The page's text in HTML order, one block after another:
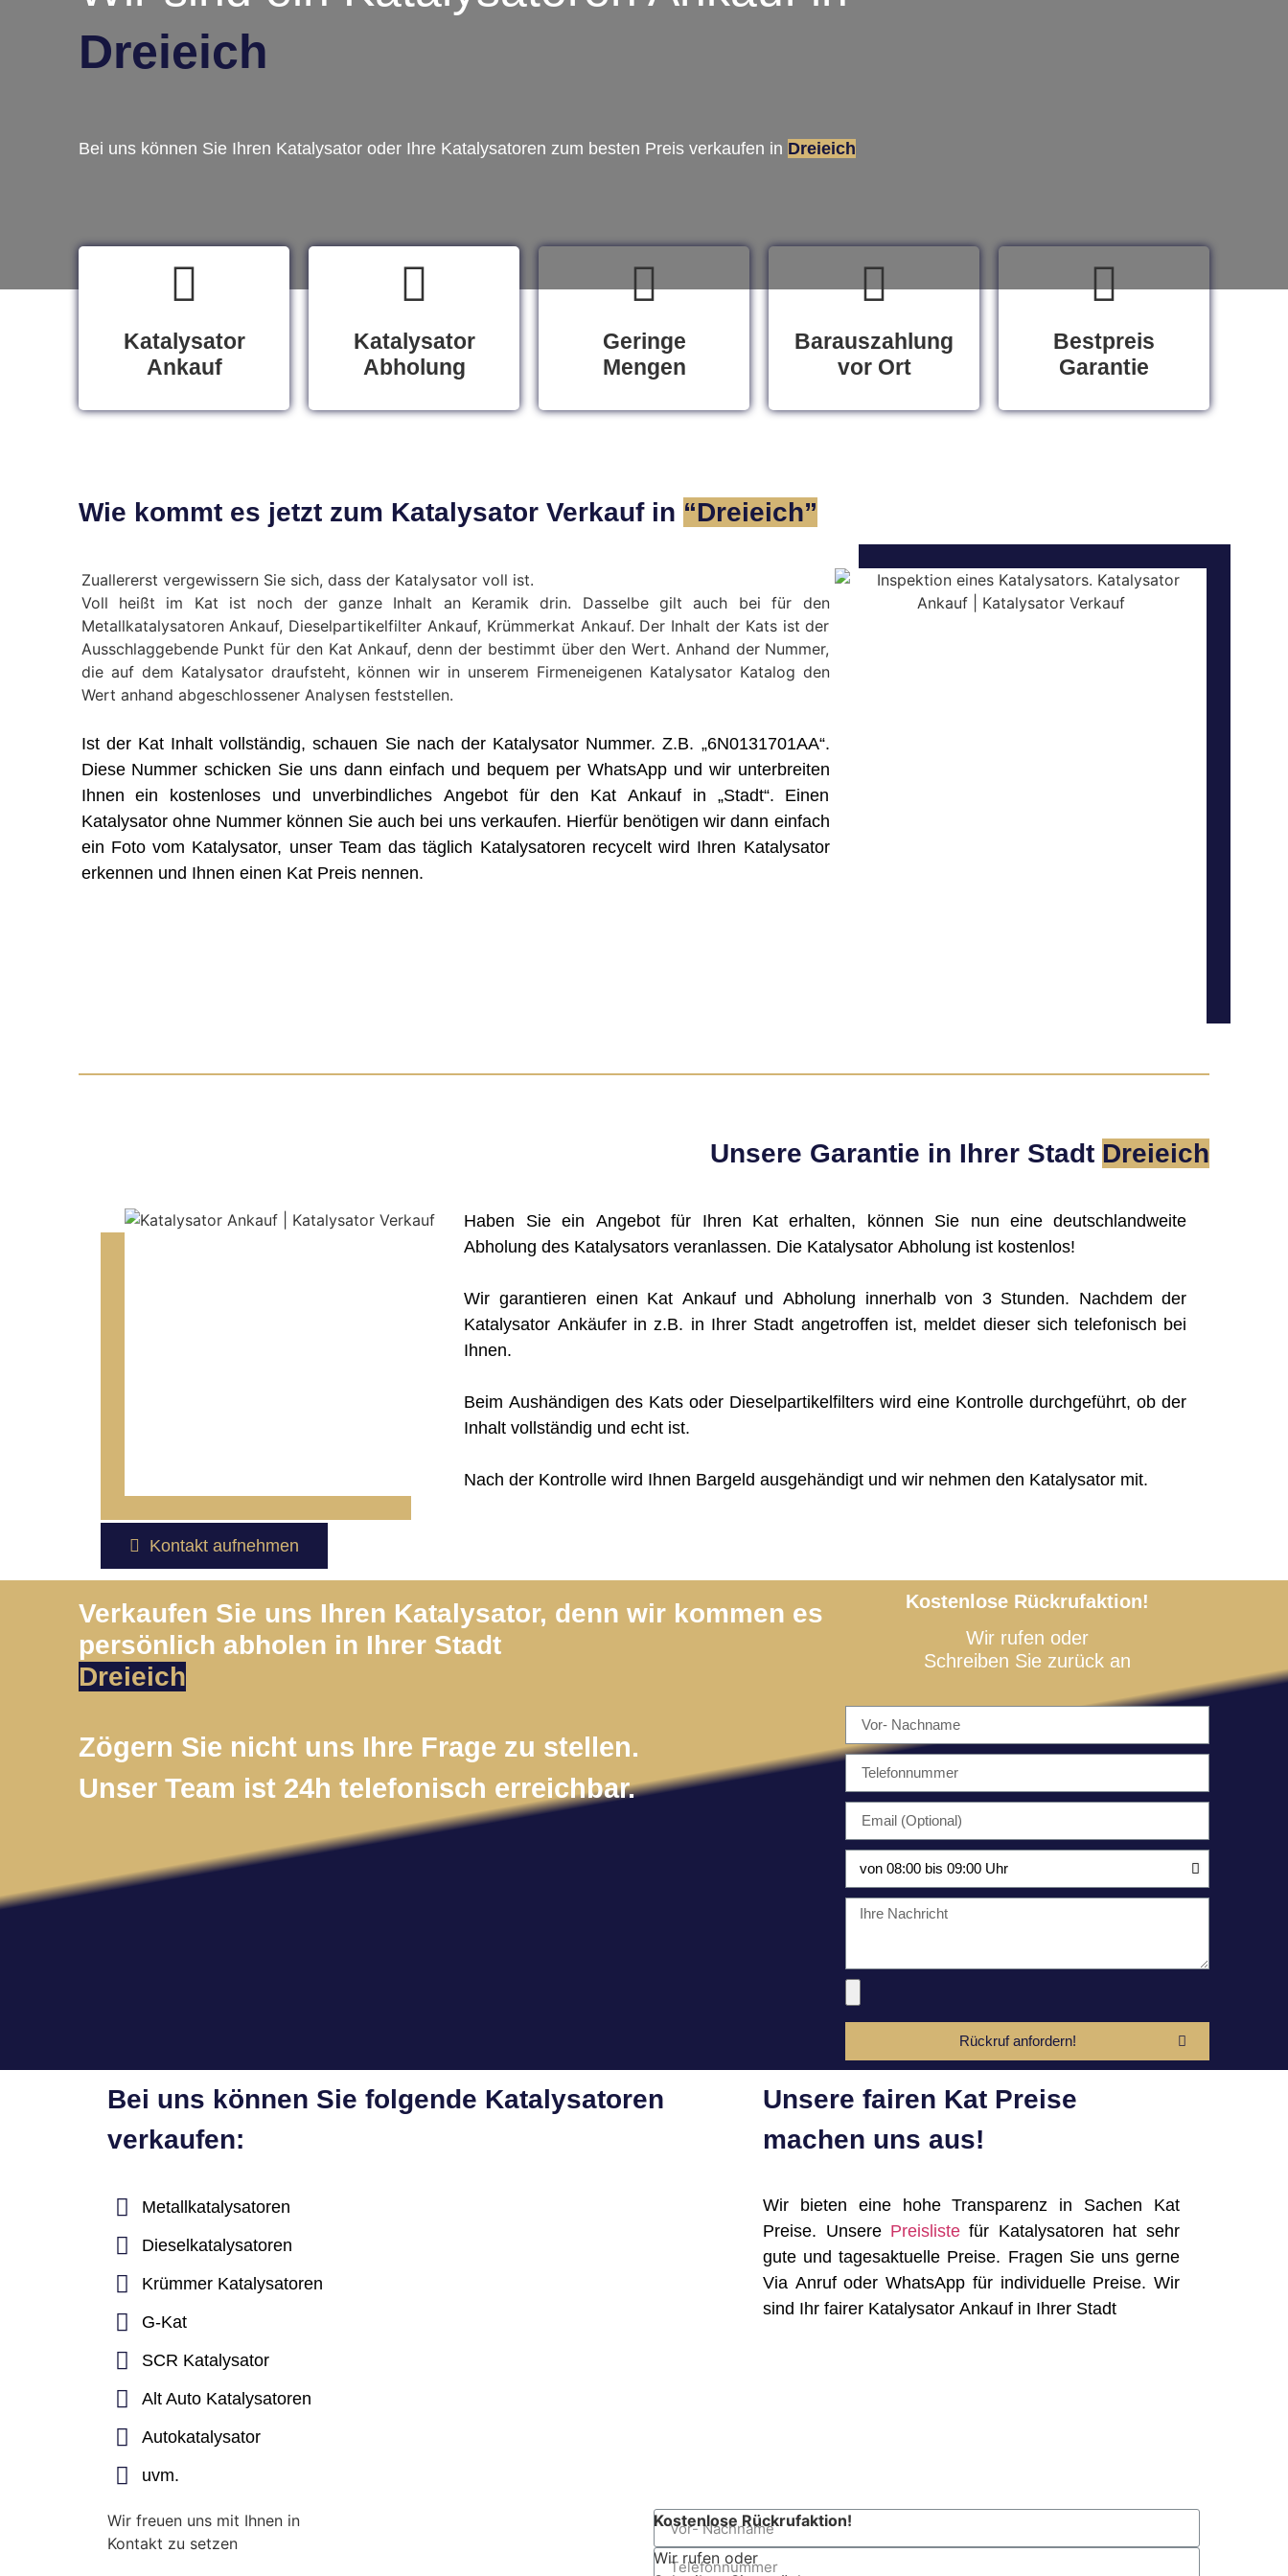
Dreieich
Bei uns können Sie Ihren Katalysator oder Ihre Katalysatoren zum besten Preis verkaufen in Dreieich
Katalysator
Ankauf
Katalysator
Abholung
Geringe
Mengen
Barauszahlung
vor Ort
Bestpreis
Garantie
Wie kommt es jetzt zum Katalysator Verkauf in “Dreieich”
Zuallererst vergewissern Sie sich, dass der Katalysator voll ist.
Voll heißt im Kat ist noch der ganze Inhalt an Keramik drin. Dasselbe gilt auch bei für den
Metallkatalysatoren Ankauf, Dieselpartikelfilter Ankauf, Krümmerkat Ankauf. Der Inhalt der Kats ist der
Ausschlaggebende Punkt für den Kat Ankauf, denn der bestimmt über den Wert. Anhand der Nummer,
die auf dem Katalysator draufsteht, können wir in unserem Firmeneigenen Katalysator Katalog den
Wert anhand abgeschlossener Analysen feststellen.
Ist der Kat Inhalt vollständig, schauen Sie nach der Katalysator Nummer. Z.B. „6N0131701AA“.
Diese Nummer schicken Sie uns dann einfach und bequem per WhatsApp und wir unterbreiten
Ihnen ein kostenloses und unverbindliches Angebot für den Kat Ankauf in „Stadt“. Einen
Katalysator ohne Nummer können Sie auch bei uns verkaufen. Hierfür benötigen wir dann einfach
ein Foto vom Katalysator, unser Team das täglich Katalysatoren recycelt wird Ihren Katalysator
erkennen und Ihnen einen Kat Preis nennen.
Unsere Garantie in Ihrer Stadt Dreieich
Kontakt aufnehmen
Haben Sie ein Angebot für Ihren Kat erhalten, können Sie nun eine deutschlandweite
Abholung des Katalysators veranlassen. Die Katalysator Abholung ist kostenlos!
Wir garantieren einen Kat Ankauf und Abholung innerhalb von 3 Stunden. Nachdem der
Katalysator Ankäufer in z.B. in Ihrer Stadt angetroffen ist, meldet dieser sich telefonisch bei
Ihnen.
Beim Aushändigen des Kats oder Dieselpartikelfilters wird eine Kontrolle durchgeführt, ob der
Inhalt vollständig und echt ist.
Nach der Kontrolle wird Ihnen Bargeld ausgehändigt und wir nehmen den Katalysator mit.
Verkaufen Sie uns Ihren Katalysator, denn wir kommen es
persönlich abholen in Ihrer Stadt
Dreieich
Zögern Sie nicht uns Ihre Frage zu stellen.
Unser Team ist 24h telefonisch erreichbar.
Kostenlose Rückrufaktion!
Wir rufen oder
Schreiben Sie zurück an
Rückruf anfordern!
Bei uns können Sie folgende Katalysatoren
verkaufen:
Metallkatalysatoren
Dieselkatalysatoren
Krümmer Katalysatoren
G-Kat
SCR Katalysator
Alt Auto Katalysatoren
Autokatalysator
uvm.
Unsere fairen Kat Preise
machen uns aus!
Wir bieten eine hohe Transparenz in Sachen Kat
Preise. Unsere Preisliste für Katalysatoren hat sehr
gute und tagesaktuelle Preise. Fragen Sie uns gerne
Via Anruf oder WhatsApp für individuelle Preise. Wir
sind Ihr fairer Katalysator Ankauf in Ihrer Stadt
Wir freuen uns mit Ihnen in
Kontakt zu setzen
Kostenlose Rückrufaktion!
Wir rufen oder